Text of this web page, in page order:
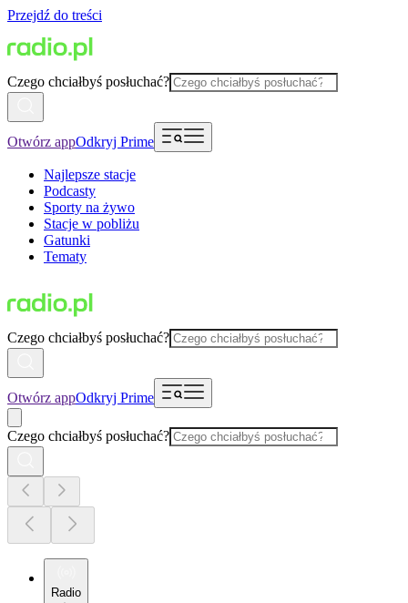
Przejdź do treści
Czego chciałbyś posłuchać?
Otwórz appOdkryj Prime
Najlepsze stacje
Podcasty
Sporty na żywo
Stacje w pobliżu
Gatunki
Tematy
Czego chciałbyś posłuchać?
Otwórz appOdkryj Prime
Czego chciałbyś posłuchać?
Radio